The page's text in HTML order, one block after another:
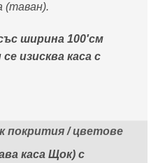
(таван).
ширина 100′см
изисква каса с
покрития / цветове
каса Щок) с